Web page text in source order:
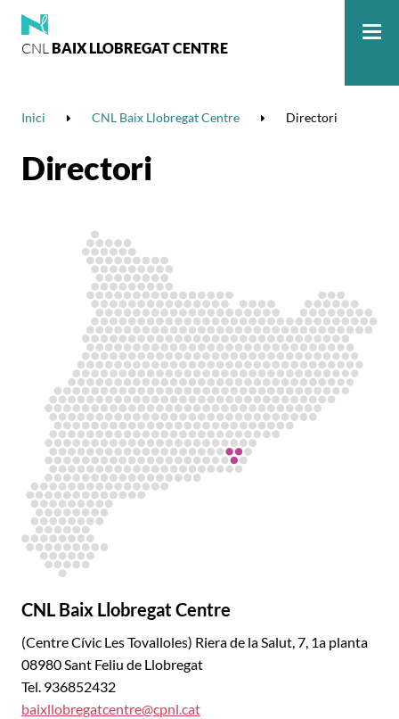
CNL BAIX LLOBREGAT CENTRE
Inici CNL Baix Llobregat Centre Directori
Directori
CNL Baix Llobregat Centre
(Centre Cívic Les Tovalloles) Riera de la Salut, 7, 1a planta
08980 Sant Feliu de Llobregat
Tel. 936852432
baixllobregatcentre@cpnl.cat